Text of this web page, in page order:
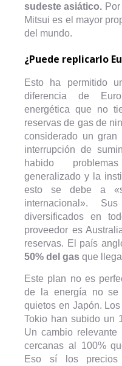
sudeste asiático.
Mitsui es el mayor
del mundo.
¿Puede replicarlo
Esto ha permitido
diferencia de
energética que no
reservas de gas de
considerado un
interrupción de
habido
generalizado y la
esto se debe a
internacional».
diversificados en
proveedor es
reservas. El país
50% del gas que
Este plan no es
de la energía no se
quietos en Japón.
Tokio han subido un
Un cambio
cercanas al 100%
Eso sí los